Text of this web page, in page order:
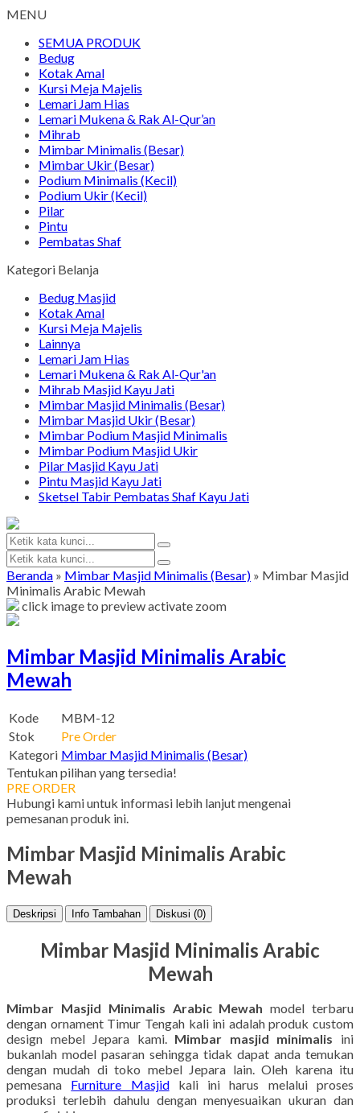
MENU
SEMUA PRODUK
Bedug
Kotak Amal
Kursi Meja Majelis
Lemari Jam Hias
Lemari Mukena & Rak Al-Qur’an
Mihrab
Mimbar Minimalis (Besar)
Mimbar Ukir (Besar)
Podium Minimalis (Kecil)
Podium Ukir (Kecil)
Pilar
Pintu
Pembatas Shaf
Kategori Belanja
Bedug Masjid
Kotak Amal
Kursi Meja Majelis
Lainnya
Lemari Jam Hias
Lemari Mukena & Rak Al-Qur'an
Mihrab Masjid Kayu Jati
Mimbar Masjid Minimalis (Besar)
Mimbar Masjid Ukir (Besar)
Mimbar Podium Masjid Minimalis
Mimbar Podium Masjid Ukir
Pilar Masjid Kayu Jati
Pintu Masjid Kayu Jati
Sketsel Tabir Pembatas Shaf Kayu Jati
Beranda » Mimbar Masjid Minimalis (Besar) » Mimbar Masjid
Minimalis Arabic Mewah
click image to previewactivate zoom
Mimbar Masjid Minimalis Arabic
Mewah
Kode
MBM-12
Stok
Pre Order
Kategori Mimbar Masjid Minimalis (Besar)
Tentukan pilihan yang tersedia!
PRE ORDER
Hubungi kami untuk informasi lebih lanjut mengenai
pemesanan produk ini.
Mimbar Masjid Minimalis Arabic
Mewah
Deskripsi Info Tambahan Diskusi (0)
Mimbar Masjid Minimalis Arabic
Mewah
Mimbar Masjid Minimalis Arabic Mewah model terbaru
dengan ornament Timur Tengah kali ini adalah produk custom
design mebel Jepara kami. Mimbar masjid minimalis ini
bukanlah model pasaran sehingga tidak dapat anda temukan
dengan mudah di toko mebel Jepara lain. Oleh karena itu
pemesana Furniture Masjidkali ini harus melalui proses
produksi terlebih dahulu dengan menyesuaikan ukuran dan